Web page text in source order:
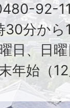
92-
30分から
日、日
年始（